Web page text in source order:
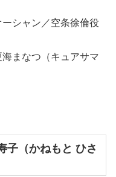
シャン／空条徐倫役
まなつ（キュアサマ
（かねもと ひさ